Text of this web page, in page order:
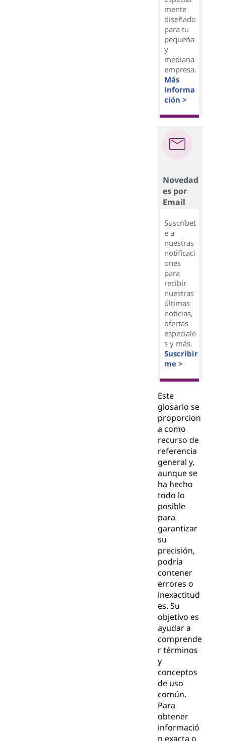
mente
diseñado
para tu
pequeña
y
mediana
empresa.
Más
informa
ción >
Novedad
es por
Email
Suscríbet
e a
nuestras
notificaci
ones
para
recibir
nuestras
últimas
noticias,
ofertas
especiale
s y más.
Suscribir
me >
Este
glosario se
proporcion
a como
recurso de
referencia
general y,
aunque se
ha hecho
todo lo
posible
para
garantizar
su
precisión,
podría
contener
errores o
inexactitud
es. Su
objetivo es
ayudar a
comprende
r términos
y
conceptos
de uso
común.
Para
obtener
informació
n exacta o